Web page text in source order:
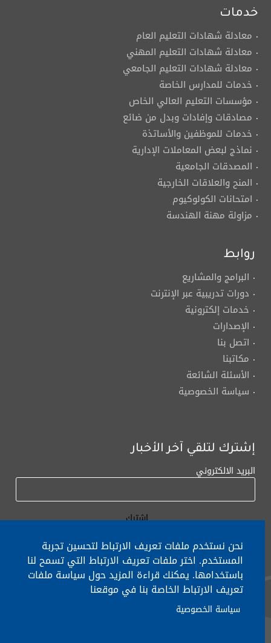
خدمات
معادلة شهادات التعليم العام
معادلة شهادات التعليم المهني
معادلة شهادات التعليم الجامعي
خدمات للمدارس الخاصة
مؤسسات التعليم العالي الخاص
مصادقات وإفادات وبدل من ضائع
خدمات للموظفين والأساتذة
نماذج لبعض المعاملات الإدارية
المصدقات الجامعية
المنح والعلاقات الخارجية
امتحانات الكولوكيوم
مزاولة مهنة الهندسة
روابط
البرامج والمشاريع
دورات تدريبية عبر الإنترنت
خدمات إلكترونية
الإصدارات
اتصل بنا
مكاتبنا
الأسئلة الشائعة
سياسة الخصوصية
إشترك لتلقي آخر الأخبار
البريد الالكتروني
لأي إستفسار الإتصال على: ٠١/٧٧٢٠٠٠
نحن نستخدم ملفات تعريف الارتباط لتحسين تجربة
المستخدم. اختر ملفات تعريف الارتباط التي تسمح لنا
باستخدامها. يمكنك قراءة المزيد حول سياسة ملفات
تعريف الارتباط الخاصة بنا في موقعنا
سياسة الخصوصية